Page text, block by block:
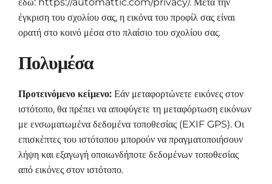
έγκριση του σχολίου σας, η εικόνα του προφίλ σας είναι
ορατή στο κοινό μέσα στο πλαίσιο του σχολίου σας.
Πολυμέσα
Προτεινόμενο κείμενο: Εάν μεταφορτώνετε εικόνες στον
ιστότοπο, θα πρέπει να αποφύγετε τη μεταφόρτωση εικόνων
με ενσωματωμένα δεδομένα τοποθεσίας (EXIF GPS). Οι
επισκέπτες του ιστότοπου μπορούν να πραγματοποιήσουν
λήψη και εξαγωγή οποιωνδήποτε δεδομένων τοποθεσίας
από εικόνες στον ιστότοπο.